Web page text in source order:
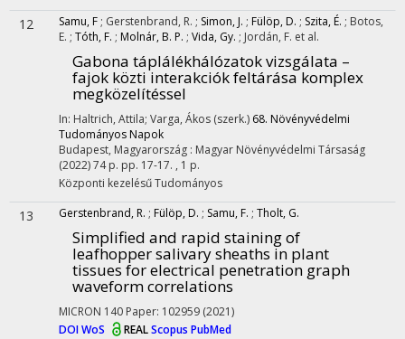
12 Samu, F ; Gerstenbrand, R. ; Simon, J. ; Fülöp, D. ; Szita, É. ; Botos,
E. ; Tóth, F. ; Molnár, B. P. ; Vida, Gy. ; Jordán, F. et al.
Gabona táplálékhálózatok vizsgálata –
fajok közti interakciók feltárása komplex
megközelítéssel
In: Haltrich, Attila; Varga, Ákos (szerk.) 68. Növényvédelmi
Tudományos Napok
Budapest, Magyarország : Magyar Növényvédelmi Társaság
(2022)74 p. pp. 17-17. , 1 p.
Központi kezelésűTudományos
13 Gerstenbrand, R. ; Fülöp, D. ; Samu, F. ; Tholt, G.
Simplified and rapid staining of
leafhopper salivary sheaths in plant
tissues for electrical penetration graph
waveform correlations
MICRON 140 Paper: 102959 (2021)
DOIWoS REALScopus PubMed